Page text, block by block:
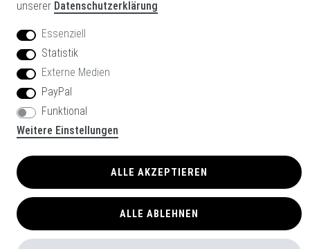
© Copyright 2026 | Alle Rechte vorbehalten.
Powered by
unserer Datenschutzerklärung
Essenziell
Statistik
Externe Medien
PayPal
Funktional
Weitere Einstellungen
ALLE AKZEPTIEREN
ALLE ABLEHNEN